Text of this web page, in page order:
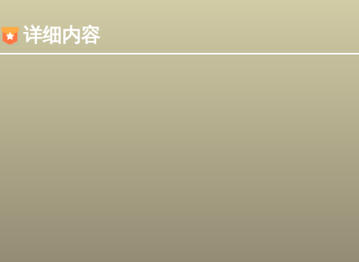
详细内容